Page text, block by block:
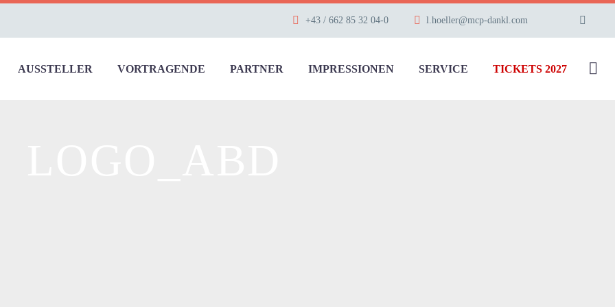
+43 / 662 85 32 04-0 l.hoeller@mcp-dankl.com
AUSSTELLER VORTRAGENDE PARTNER IMPRESSIONEN SERVICE TICKETS 2027